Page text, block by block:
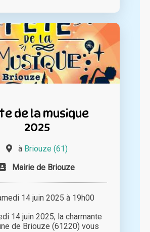
de la musique
2025
à Briouze (61)
Mairie de Briouze
14 juin 2025 à 19h00
14 juin 2025, la charmante
de Briouze (61220) vous